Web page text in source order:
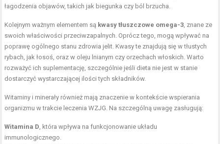
łagodzenia objawów, takich jak biegunka czy ból brzucha.
Kolejnym ważnym elementem są kwasy tłuszczowe omega-3, znane ze
swoich właściwości przeciwzapalnych. Oprócz tego, mogą wpływać na
poprawę ogólnego stanu zdrowia jelit. Kwasy te znajdują się w tłustych
rybach, jak łosoś, oraz w oleju lnianym czy orzechach włoskich. Warto
rozważyć ich suplementację, szczególnie jeśli dieta nie jest w stanie
dostarczyć wystarczającej ilości tych składników.
Witaminy i minerały również mają znaczenie w kontekście wspierania
organizmu w trakcie leczenia WZJG. Na szczególną uwagę zasługują:
Witamina D, która wpływa na funkcjonowanie układu
immunologicznego.